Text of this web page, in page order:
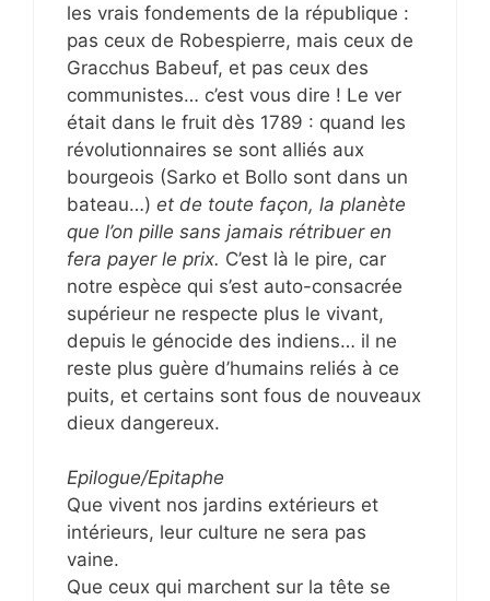
les vrais fondements de la république :
pas ceux de Robespierre, mais ceux de
Gracchus Babeuf, et pas ceux des
communistes… c’est vous dire ! Le ver
était dans le fruit dès 1789 : quand les
révolutionnaires se sont alliés aux
bourgeois (Sarko et Bollo sont dans un
bateau…) et de toute façon, la planète
que l’on pille sans jamais rétribuer en
fera payer le prix. C’est là le pire, car
notre espèce qui s’est auto-consacrée
supérieur ne respecte plus le vivant,
depuis le génocide des indiens… il ne
reste plus guère d’humains reliés à ce
puits, et certains sont fous de nouveaux
dieux dangereux.
Epilogue/Epitaphe
Que vivent nos jardins extérieurs et
intérieurs, leur culture ne sera pas
vaine.
Que ceux qui marchent sur la tête se